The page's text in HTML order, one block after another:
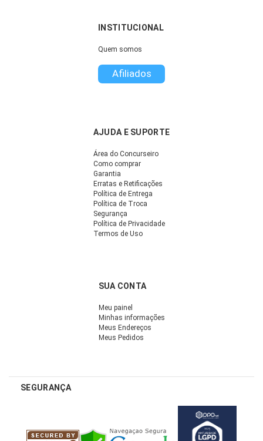
INSTITUCIONAL
Quem somos
Afiliados
AJUDA E SUPORTE
Área do Concurseiro
Como comprar
Garantia
Erratas e Retificações
Política de Entrega
Política de Troca
Segurança
Política de Privacidade
Termos de Uso
SUA CONTA
Meu painel
Minhas informações
Meus Endereços
Meus Pedidos
SEGURANÇA